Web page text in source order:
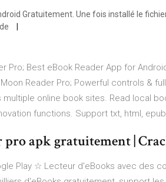
Gratuitement. Une fois installé le
Pro; Best eBook Reader App for
Reader Pro; Powerful controls &
online book sites. Read local
functions. Support txt, html,
pro apk gratuitement |
Play ☆ Lecteur d'eBooks avec des